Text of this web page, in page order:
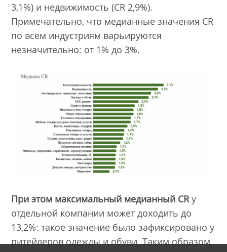
3,1%) и недвижимость (CR 2,9%).
Примечательно, что медианные значения CR
по всем индустриям варьируются
незначительно: от 1% до 3%.
При этом максимальный медианный CRу
отдельной компании может доходить до
13,2%: такое значение было зафиксировано у
ритейлеров одежды и обуви. Таким образом,